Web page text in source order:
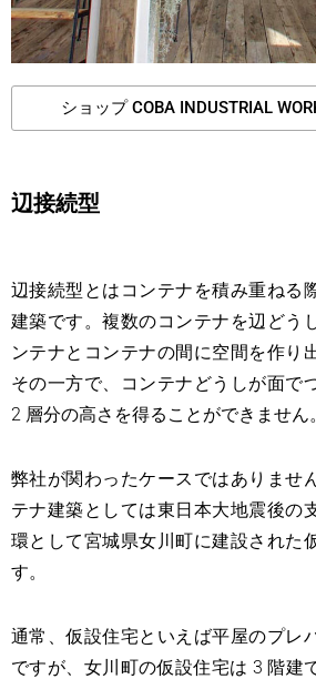
ショップ COBA INDUSTRIAL
辺接続型
辺接続型とはコンテナを積み重ねる
建築です。複数のコンテナを辺どう
ンテナとコンテナの間に空間を作り
その一方で、コンテナどうしが面で
2 層分の高さを得ることができません。
弊社が関わったケースではありませ
テナ建築としては東日本大地震後の
環として宮城県女川町に建設された
す。
通常、仮設住宅といえば平屋のプレ
ですが、女川町の仮設住宅は 3 階建